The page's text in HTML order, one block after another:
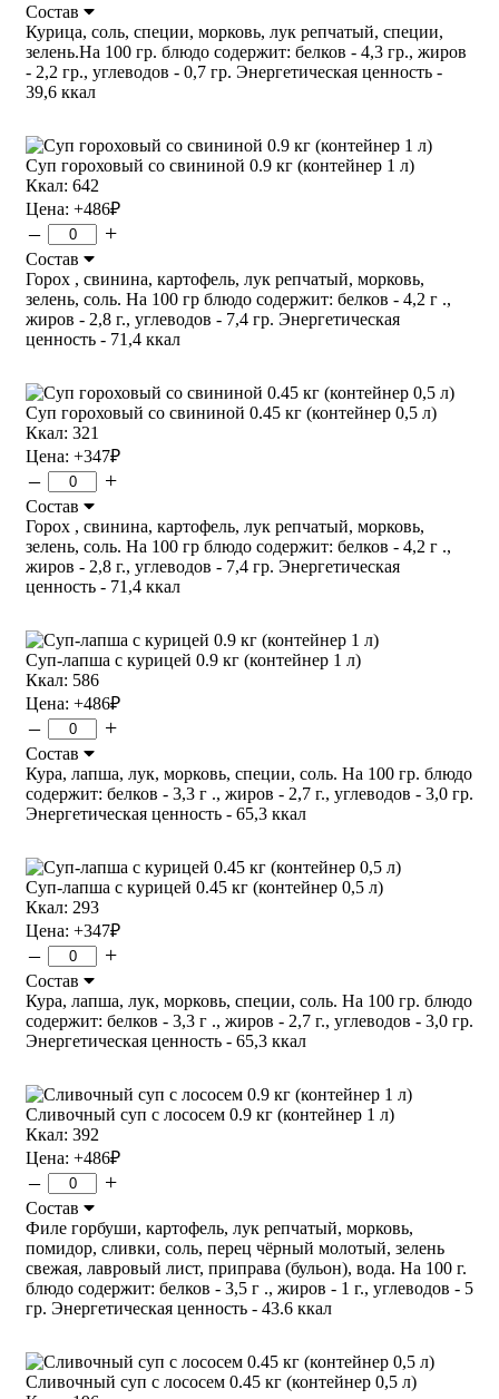
Состав
Курица, соль, специи, морковь, лук репчатый, специи,
зелень.На 100 гр. блюдо содержит: белков - 4,3 гр., жиров
- 2,2 гр., углеводов - 0,7 гр. Энергетическая ценность -
39,6 ккал
Суп гороховый со свининой 0.9 кг (контейнер 1 л)
Ккал: 642
Цена: +486₽
– +
Состав
Горох , свинина, картофель, лук репчатый, морковь,
зелень, соль. На 100 гр блюдо содержит: белков - 4,2 г .,
жиров - 2,8 г., углеводов - 7,4 гр. Энергетическая
ценность - 71,4 ккал
Суп гороховый со свининой 0.45 кг (контейнер 0,5 л)
Ккал: 321
Цена: +347₽
– +
Состав
Горох , свинина, картофель, лук репчатый, морковь,
зелень, соль. На 100 гр блюдо содержит: белков - 4,2 г .,
жиров - 2,8 г., углеводов - 7,4 гр. Энергетическая
ценность - 71,4 ккал
Суп-лапша с курицей 0.9 кг (контейнер 1 л)
Ккал: 586
Цена: +486₽
– +
Состав
Кура, лапша, лук, морковь, специи, соль. На 100 гр. блюдо
содержит: белков - 3,3 г ., жиров - 2,7 г., углеводов - 3,0 гр.
Энергетическая ценность - 65,3 ккал
Суп-лапша с курицей 0.45 кг (контейнер 0,5 л)
Ккал: 293
Цена: +347₽
– +
Состав
Кура, лапша, лук, морковь, специи, соль. На 100 гр. блюдо
содержит: белков - 3,3 г ., жиров - 2,7 г., углеводов - 3,0 гр.
Энергетическая ценность - 65,3 ккал
Сливочный суп с лососем 0.9 кг (контейнер 1 л)
Ккал: 392
Цена: +486₽
– +
Состав
Филе горбуши, картофель, лук репчатый, морковь,
помидор, сливки, соль, перец чёрный молотый, зелень
свежая, лавровый лист, приправа (бульон), вода. На 100 г.
блюдо содержит: белков - 3,5 г ., жиров - 1 г., углеводов - 5
гр. Энергетическая ценность - 43.6 ккал
Сливочный суп с лососем 0.45 кг (контейнер 0,5 л)